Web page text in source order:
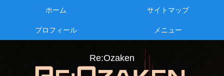
Re:Ozaken
ホーム サイトマップ
プロフィール メニュー